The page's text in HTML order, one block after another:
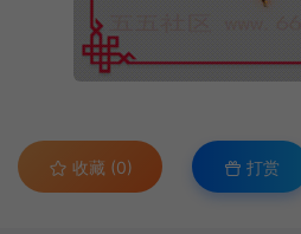
收藏 (0) 打赏